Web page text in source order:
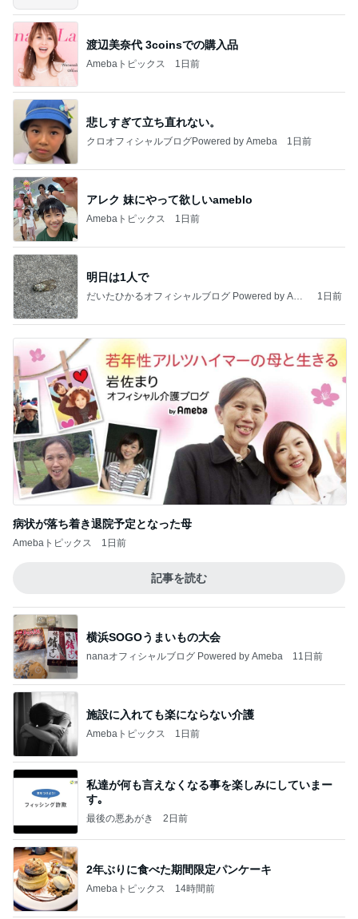
渡辺美奈代 3coinsでの購入品
Amebaトピックス 1日前
悲しすぎて立ち直れない。
クロオフィシャルブログPowered by Ameba 1日前
アレク 妹にやって欲しいameblo
Amebaトピックス 1日前
明日は1人で
だいたひかるオフィシャルブログ Powered by Ame
1日前
病状が落ち着き退院予定となった母
Amebaトピックス 1日前
記事を読む
横浜SOGOうまいもの大会
nanaオフィシャルブログ Powered by Ameba 11日前
施設に入れても楽にならない介護
Amebaトピックス 1日前
私達が何も言えなくなる事を楽しみにしていまー
す｡
最後の悪あがき 2日前
2年ぶりに食べた期間限定パンケーキ
Amebaトピックス 14時間前